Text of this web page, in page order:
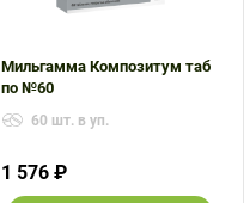
Мильгамма Композитум таб
по №60
60 шт. в уп.
1 576 ₽